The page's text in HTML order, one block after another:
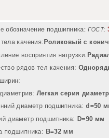
обозначение подшипника: ГОСТ:
качения: Роликовый с
восприятия нагрузки:
рядов тел качения:
Легкая серия
диаметр подшипника:d=50
диаметр подшипника: D=90 мм
подшипника: B=32 мм